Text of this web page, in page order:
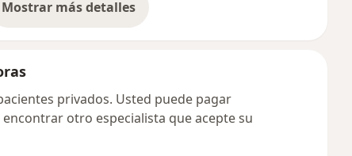
Mostrar más detalles
sobre la dirección
privados. Usted puede pagar
otro especialista que acepte su